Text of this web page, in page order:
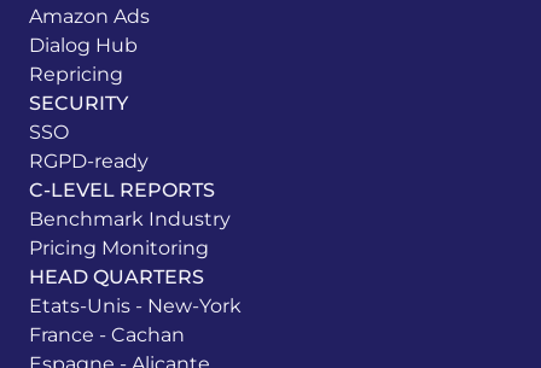
Amazon Ads
Dialog Hub
Repricing
SECURITY
SSO
RGPD-ready
C-LEVEL REPORTS
Benchmark Industry
Pricing Monitoring
HEAD QUARTERS
Etats-Unis - New-York
France - Cachan